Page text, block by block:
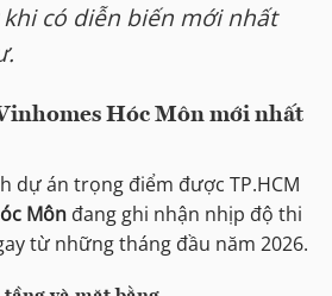
có diễn biến mới nhất
Hóc Môn mới nhất
dự án trọng điểm được TP.HCM
Môn đang ghi nhận nhịp độ thi
từ những tháng đầu năm 2026.